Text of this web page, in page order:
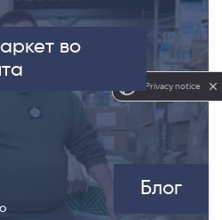
во
Блог
Privacy notice